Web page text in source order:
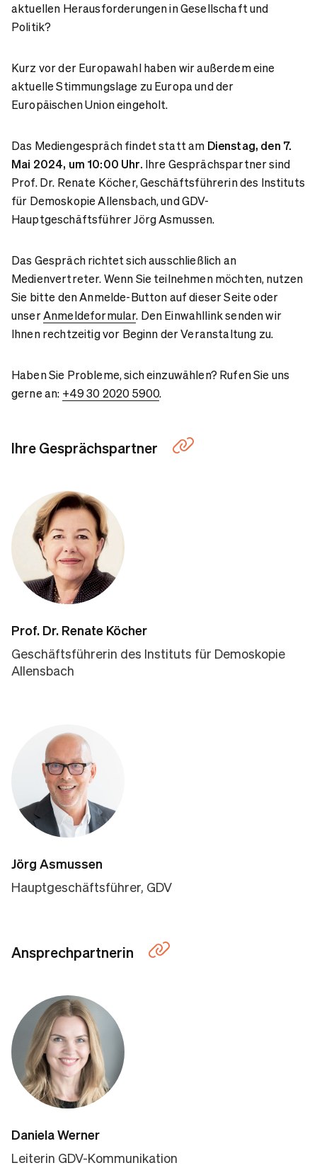
aktuellen Herausforderungen in Gesellschaft und
Politik?
Kurz vor der Europawahl haben wir außerdem eine
aktuelle Stimmungslage zu Europa und der
Europäischen Union eingeholt.
Das Mediengespräch findet statt am Dienstag, den 7.
Mai 2024, um 10:00 Uhr. Ihre Gesprächspartner sind
Prof. Dr. Renate Köcher, Geschäftsführerin des Instituts
für Demoskopie Allensbach, und GDV-
Hauptgeschäftsführer Jörg Asmussen.
Das Gespräch richtet sich ausschließlich an
Medienvertreter. Wenn Sie teilnehmen möchten, nutzen
Sie bitte den Anmelde-Button auf dieser Seite oder
unserAnmeldeformular. Den Einwahllink senden wir
Ihnen rechtzeitig vor Beginn der Veranstaltung zu.
Haben Sie Probleme, sich einzuwählen? Rufen Sie uns
gerne an: +49 30 2020 5900.
Ihre Gesprächspartner
Prof. Dr. Renate Köcher
Geschäftsführerin des Instituts für Demoskopie
Allensbach
Jörg Asmussen
Hauptgeschäftsführer, GDV
Ansprechpartnerin
Daniela Werner
Leiterin GDV-Kommunikation